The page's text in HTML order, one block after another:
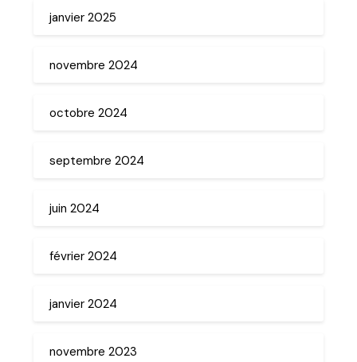
janvier 2025
novembre 2024
octobre 2024
septembre 2024
juin 2024
février 2024
janvier 2024
novembre 2023